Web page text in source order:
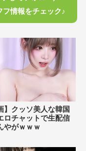
情報をチェック♪
】クッソ美人な韓国
ロチャットで生配信
やがｗｗｗ